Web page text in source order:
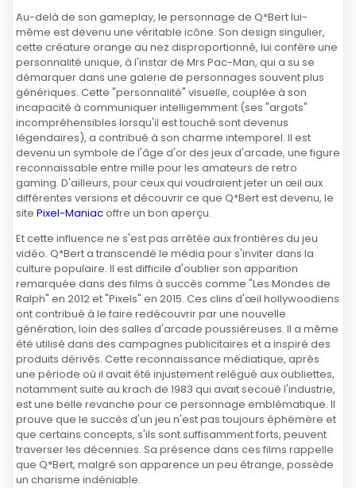
Au-delà de son gameplay, le personnage de Q*Bert lui-
même est devenu une véritable icône. Son design singulier,
cette créature orange au nez disproportionné, lui confère une
personnalité unique, à l'instar de Mrs Pac-Man, qui a su se
démarquer dans une galerie de personnages souvent plus
génériques. Cette "personnalité" visuelle, couplée à son
incapacité à communiquer intelligemment (ses "argots"
incompréhensibles lorsqu'il est touché sont devenus
légendaires), a contribué à son charme intemporel. Il est
devenu un symbole de l'âge d'or des jeux d'arcade, une figure
reconnaissable entre mille pour les amateurs de retro
gaming. D'ailleurs, pour ceux qui voudraient jeter un œil aux
différentes versions et découvrir ce que Q*Bert est devenu, le
site Pixel-Maniacoffre un bon aperçu.
Et cette influence ne s'est pas arrêtée aux frontières du jeu
vidéo. Q*Bert a transcendé le média pour s'inviter dans la
culture populaire. Il est difficile d'oublier son apparition
remarquée dans des films à succès comme "Les Mondes de
Ralph" en 2012 et "Pixels" en 2015. Ces clins d'œil hollywoodiens
ont contribué à le faire redécouvrir par une nouvelle
génération, loin des salles d'arcade poussiéreuses. Il a même
été utilisé dans des campagnes publicitaires et a inspiré des
produits dérivés. Cette reconnaissance médiatique, après
une période où il avait été injustement relégué aux oubliettes,
notamment suite au krach de 1983 qui avait secoué l'industrie,
est une belle revanche pour ce personnage emblématique. Il
prouve que le succès d'un jeu n'est pas toujours éphémère et
que certains concepts, s'ils sont suffisamment forts, peuvent
traverser les décennies. Sa présence dans ces films rappelle
que Q*Bert, malgré son apparence un peu étrange, possède
un charisme indéniable.